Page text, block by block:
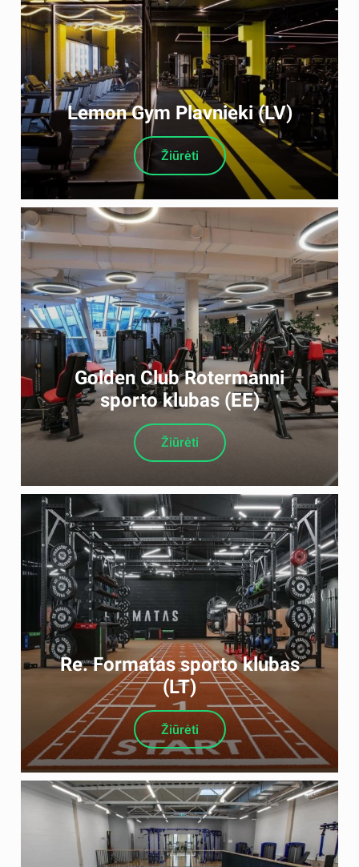
Lemon Gym Plavnieki (LV)
Žiūrėti
Golden Club Rotermanni
sporto klubas (EE)
Žiūrėti
Re. Formatas sporto klubas
(LT)
Žiūrėti